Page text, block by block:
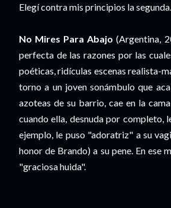
Elegí contra mis principios la
No Mires Para Abajo (Argentina,
perfecta de las razones por las
poéticas, ridículas escenas realista-
torno a un joven sonámbulo que
azoteas de su barrio, cae en la
cuando ella, desnuda por completo,
ejemplo, le puso "adoratriz" a su
honor de Brando) a su pene. En ese
"graciosa huida".